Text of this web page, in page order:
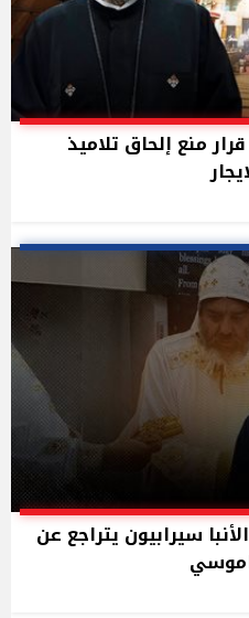
منع إلحاق تلاميذ
سيرابيون يتراجع عن